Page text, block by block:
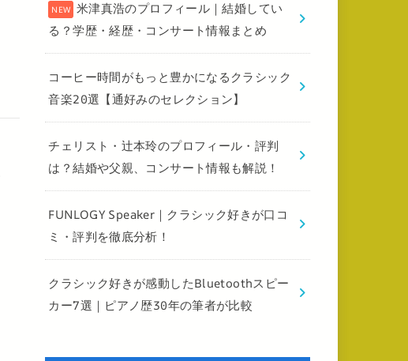
米津真浩のプロフィール｜結婚してい
る？学歴・経歴・コンサート情報まとめ
コーヒー時間がもっと豊かになるクラシック
音楽20選【通好みのセレクション】
チェリスト・辻本玲のプロフィール・評判
は？結婚や父親、コンサート情報も解説！
FUNLOGY Speaker｜クラシック好きが口コ
ミ・評判を徹底分析！
クラシック好きが感動したBluetoothスピー
カー7選｜ピアノ歴30年の筆者が比較